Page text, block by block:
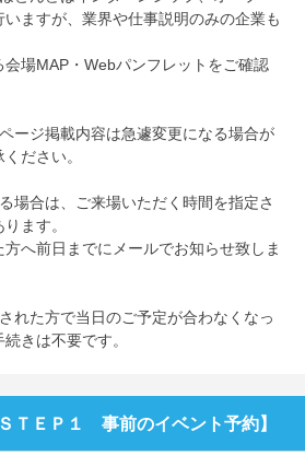
ますが、業界や仕事説明のみの企業も
場MAP・Webパンフレットをご確認
ージ掲載内容は急遽変更になる場合が
ださい。
場合は、ご来場いただく時間を指定さ
ます。
へ前日までにメールでお知らせ致しま
れた方で当日のご予定が合わなくなっ
きは不要です。
ＴＥＰ１ 事前のイベント予約】